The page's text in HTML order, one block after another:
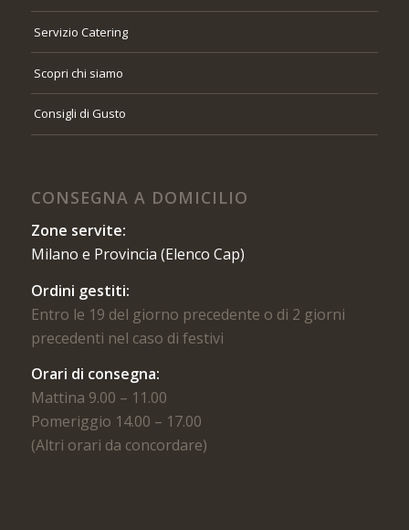
Servizio Catering
Scopri chi siamo
Consigli di Gusto
CONSEGNA A DOMICILIO
Zone servite:
Milano e Provincia (Elenco Cap)
Ordini gestiti:
Entro le 19 del giorno precedente o di 2 giorni
precedenti nel caso di festivi
Orari di consegna:
Mattina 9.00 – 11.00
Pomeriggio 14.00 – 17.00
(Altri orari da concordare)